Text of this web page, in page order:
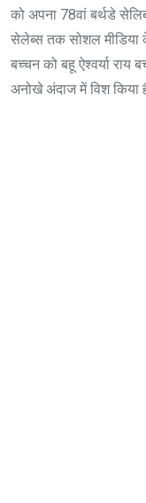
को अपना 78वां बर्थडे
सेलेब्स तक सोशल मीडिया
बच्चन को बहू ऐश्वर्या
अनोखे अंदाज में विश किया